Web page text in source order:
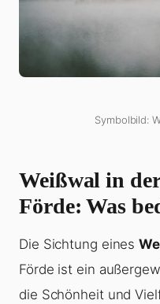
Symbolbild:
Weißwal in
Förde: Was
Die Sichtung eines
Förde ist ein
die Schönheit und